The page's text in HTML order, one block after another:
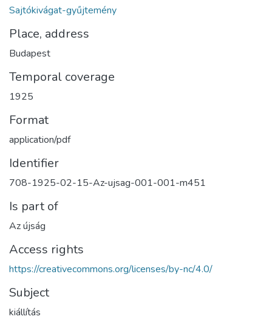
Sajtókivágat-gyűjtemény
Place, address
Budapest
Temporal coverage
1925
Format
application/pdf
Identifier
708-1925-02-15-Az-ujsag-001-001-m451
Is part of
Az újság
Access rights
https://creativecommons.org/licenses/by-nc/4.0/
Subject
kiállítás